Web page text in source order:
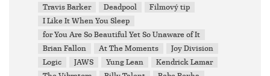
Travis Barker
Deadpool
Filmový tip
I Like It When You Sleep
for You Are So Beautiful Yet So Unaware of It
Brian Fallon
At The Moments
Joy Division
Logic
JAWS Yung Lean
Kendrick Lamar